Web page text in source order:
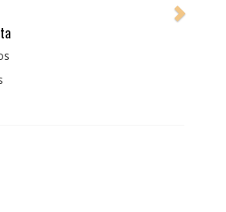
bien tratado sin